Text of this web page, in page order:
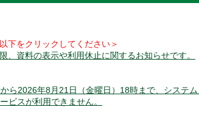
下をクリックしてください＞
、資料の表示や利用休止に関するお知らせです。
ら2026年8月21日（金曜日）18時まで、システ
ビスが利用できません。